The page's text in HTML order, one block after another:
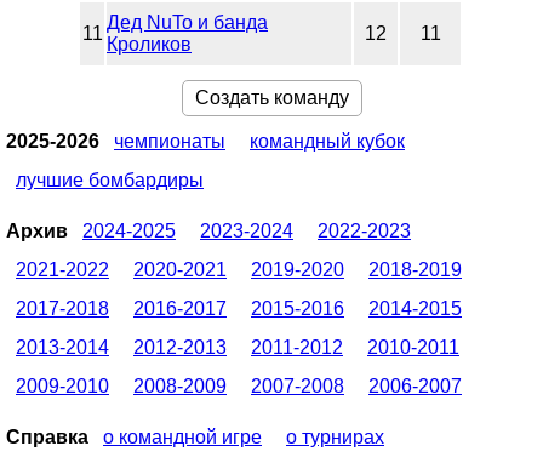
11
Дед NuTo и банда
Кроликов
12 11
Создать команду
2025-2026 чемпионаты
командный кубок
лучшие бомбардиры
Архив 2024-2025 2023-2024
2022-2023
2021-2022
2020-2021 2019-2020
2018-2019
2017-2018
2016-2017 2015-2016
2014-2015
2013-2014
2012-2013 2011-2012
2010-2011
2009-2010
2008-2009 2007-2008 2006-2007
Справка о командной игре о турнирах